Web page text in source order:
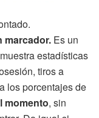
marcador. Es un
estadísticas
tiros a
los porcentajes de
momento, sin